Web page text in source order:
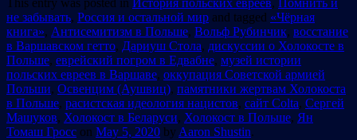
This entry was posted in История польских евреев, Помнить и
не забывать, Россия и остальной мир and tagged «Чёрная
книга», Антисемитизм в Польше, Вольф Рубинчик, восстание
в Варшавском гетто, Дариуш Стола, дискуссии о Холокосте в
Польше, еврейский погром в Едвабне, музей истории
польских евреев в Варшаве, оккупация Советской армией
Польши, Освенцим (Аушвиц), памятники жертвам Холокоста
в Польше, расистская идеология нацистов, сайт Colta, Сергей
Машуков, Холокост в Беларуси, Холокост в Польше, Ян
Томаш Гросс on May 5, 2020 by Aaron Shustin.